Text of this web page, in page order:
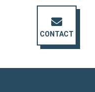
CONTACT